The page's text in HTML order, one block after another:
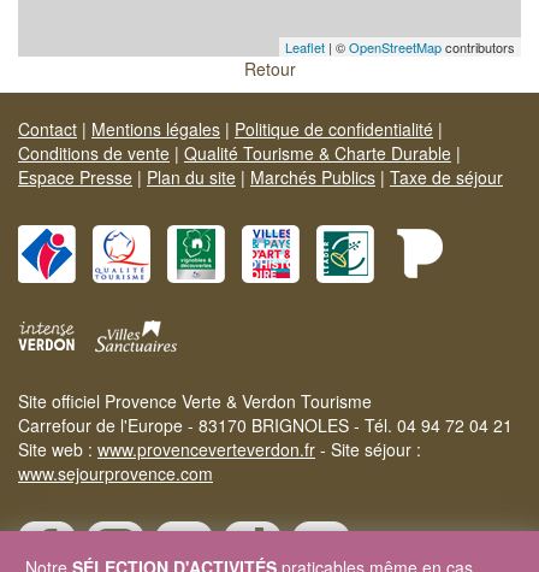
Leaflet | ©OpenStreetMapcontributors
Retour
Contact | Mentions légales | Politique de confidentialité |
Conditions de vente | Qualité Tourisme & Charte Durable |
Espace Presse | Plan du site | Marchés Publics | Taxe de séjour
Site officiel Provence Verte & Verdon Tourisme
Carrefour de l'Europe - 83170 BRIGNOLES - Tél. 04 94 72 04 21
Site web : www.provenceverteverdon.fr - Site séjour :
www.sejourprovence.com
Notre SÉLECTION D'ACTIVITÉSpraticables même en cas